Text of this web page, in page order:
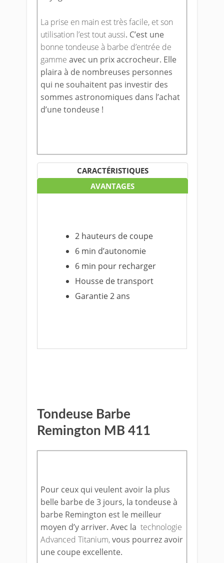
La prise en main est très facile, et son
utilisation l’est tout aussi. C’est une
bonne tondeuse à barbe d’entrée de
gamme avec un prix accrocheur. Elle
plaira à de nombreuses personnes
qui ne souhaitent pas investir des
sommes astronomiques dans l’achat
d’une tondeuse !
CARACTÉRISTIQUES
AVANTAGES
2 hauteurs de coupe
6 min d’autonomie
6 min pour recharger
Housse de transport
Garantie 2 ans
Tondeuse Barbe
Remington MB 411
Pour ceux qui veulent avoir la plus
belle barbe de 3 jours, la tondeuse à
barbe Remington est le meilleur
moyen d’y arriver. Avec la technologie
Advanced Titanium,vous pourrez avoir
une coupe excellente.